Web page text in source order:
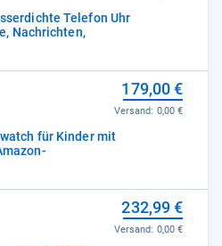
Telefon Uhr
Nachrichten,
für Kinder mit
179,00 €
Versand: 0,00 €
232,99 €
Versand: 0,00 €